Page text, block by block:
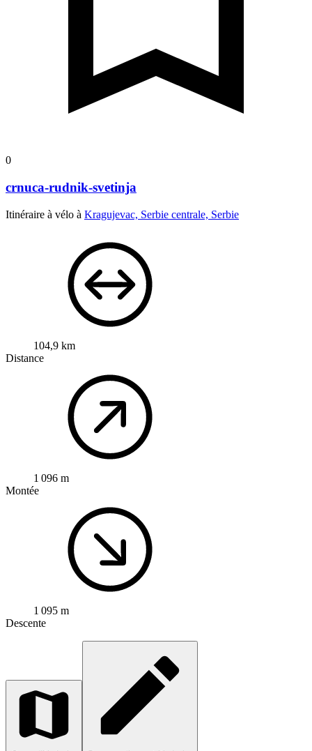
0
crnuca-rudnik-svetinja
Itinéraire à vélo à Kragujevac, Serbie centrale, Serbie
104,9 km
Distance
1 096 m
Montée
1 095 m
Descente